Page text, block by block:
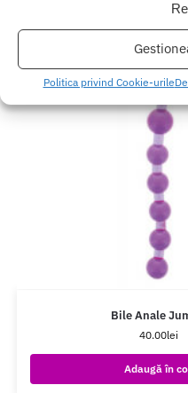
Politica privind Cookie-urile
Bile Anale
40.00lei
Adaugă în